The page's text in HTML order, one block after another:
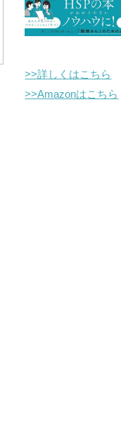
>>詳しくはこちら
>>Amazonはこちら